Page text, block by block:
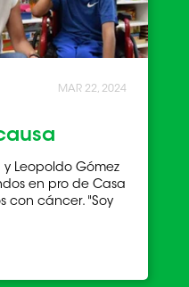
MAR 22, 2024
y Leopoldo Gómez
en pro de Casa
con cáncer. "Soy